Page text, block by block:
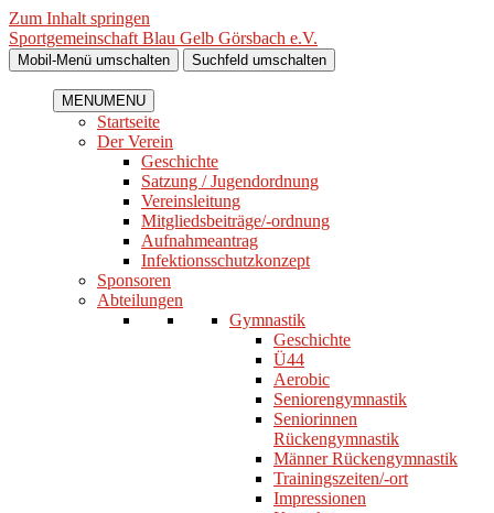
Zum Inhalt springen
Sportgemeinschaft Blau Gelb Görsbach e.V.
Mobil-Menü umschalten Suchfeld umschalten
MENUMENU
Startseite
Der Verein
Geschichte
Satzung / Jugendordnung
Vereinsleitung
Mitgliedsbeiträge/-ordnung
Aufnahmeantrag
Infektionsschutzkonzept
Sponsoren
Abteilungen
Gymnastik
Geschichte
Ü44
Aerobic
Seniorengymnastik
Seniorinnen
Rückengymnastik
Männer Rückengymnastik
Trainingszeiten/-ort
Impressionen